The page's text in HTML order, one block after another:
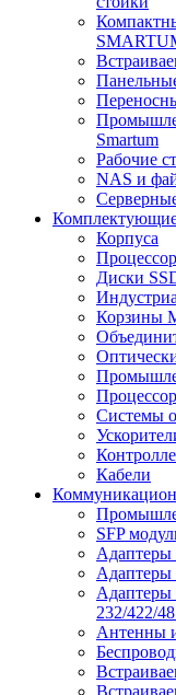
Smartum
Рабочие
NAS и
Корпуса
Диски
Корзины
Системы
Кабели
SFP
Адаптеры
Адаптеры
232/422/
Антенны